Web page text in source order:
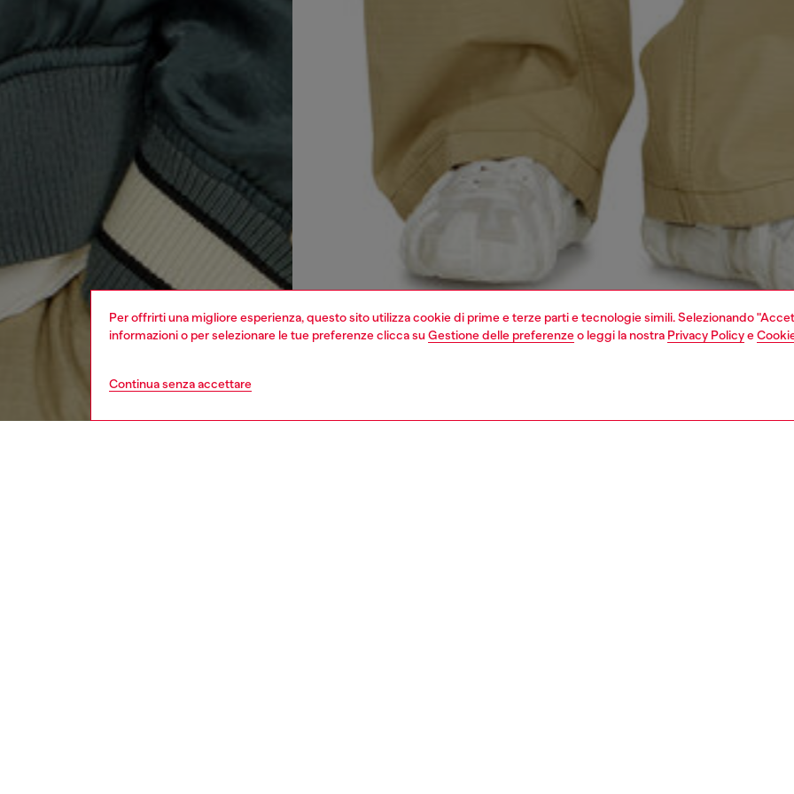
Per offrirti una migliore esperienza, questo sito utilizza cookie di prime e terze parti e tecnologie simili. Selezionando
informazioni o per selezionare le tue preferenze clicca su Gestione delle preferenzeo leggi la nostra Privacy Policye
Continua senza accettare